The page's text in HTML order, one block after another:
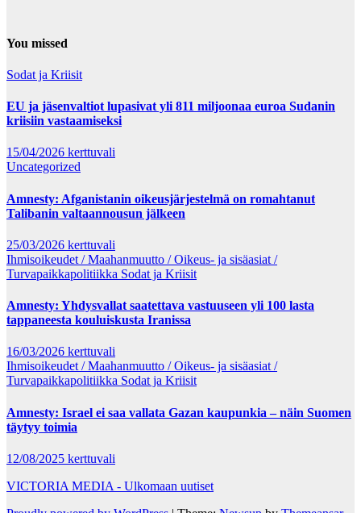
You missed
Sodat ja Kriisit
EU ja jäsenvaltiot lupasivat yli 811 miljoonaa euroa Sudanin
kriisiin vastaamiseksi
15/04/2026 kerttuvali
Uncategorized
Amnesty: Afganistanin oikeusjärjestelmä on romahtanut
Talibanin valtaannousun jälkeen
25/03/2026 kerttuvali
Ihmisoikeudet / Maahanmuutto / Oikeus- ja sisäasiat /
Turvapaikkapolitiikka Sodat ja Kriisit
Amnesty: Yhdysvallat saatettava vastuuseen yli 100 lasta
tappaneesta kouluiskusta Iranissa
16/03/2026 kerttuvali
Ihmisoikeudet / Maahanmuutto / Oikeus- ja sisäasiat /
Turvapaikkapolitiikka Sodat ja Kriisit
Amnesty: Israel ei saa vallata Gazan kaupunkia – näin Suomen
täytyy toimia
12/08/2025 kerttuvali
VICTORIA MEDIA - Ulkomaan uutiset